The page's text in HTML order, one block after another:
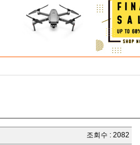
조회수 : 2082